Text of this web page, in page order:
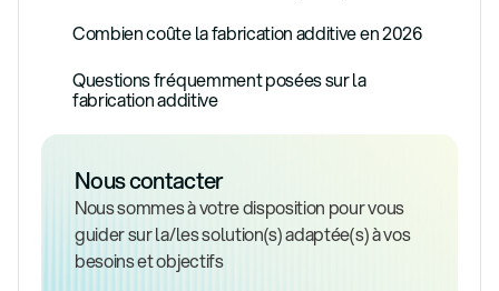
Combien coûte la fabrication additive en 2026
Questions fréquemment posées sur la
fabrication additive
Nous contacter
Nous sommes à votre disposition pour vous
guider sur la/les solution(s) adaptée(s) à vos
besoins et objectifs